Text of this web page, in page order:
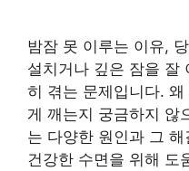
밤잠 못 이루는 이유,
설치거나 깊은 잠을 잘
히 겪는 문제입니다.
게 깨는지 궁금하지 않
는 다양한 원인과 그
건강한 수면을 위해 도